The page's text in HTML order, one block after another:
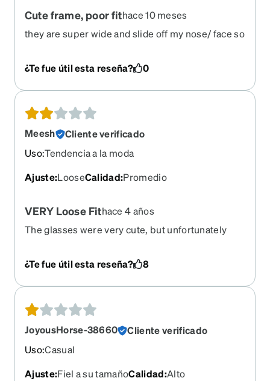
Cute frame, poor fithace 10 meses
they are super wide and slide off my nose/ face so
they still fall off my face and are too big. Super
¿Te fue útil esta reseña? 0
Meesh
Cliente verificado
Uso:Tendencia a la moda
Ajuste:LooseCalidad:Promedio
VERY Loose Fithace 4 años
The glasses were very cute, but unfortunately
off. Would ONLY recommend for someone who
usually finds glasses to be too tight.
¿Te fue útil esta reseña? 8
JoyousHorse-38660
Cliente verificado
Uso:Casual
Ajuste:Fiel a su tamañoCalidad:Alto